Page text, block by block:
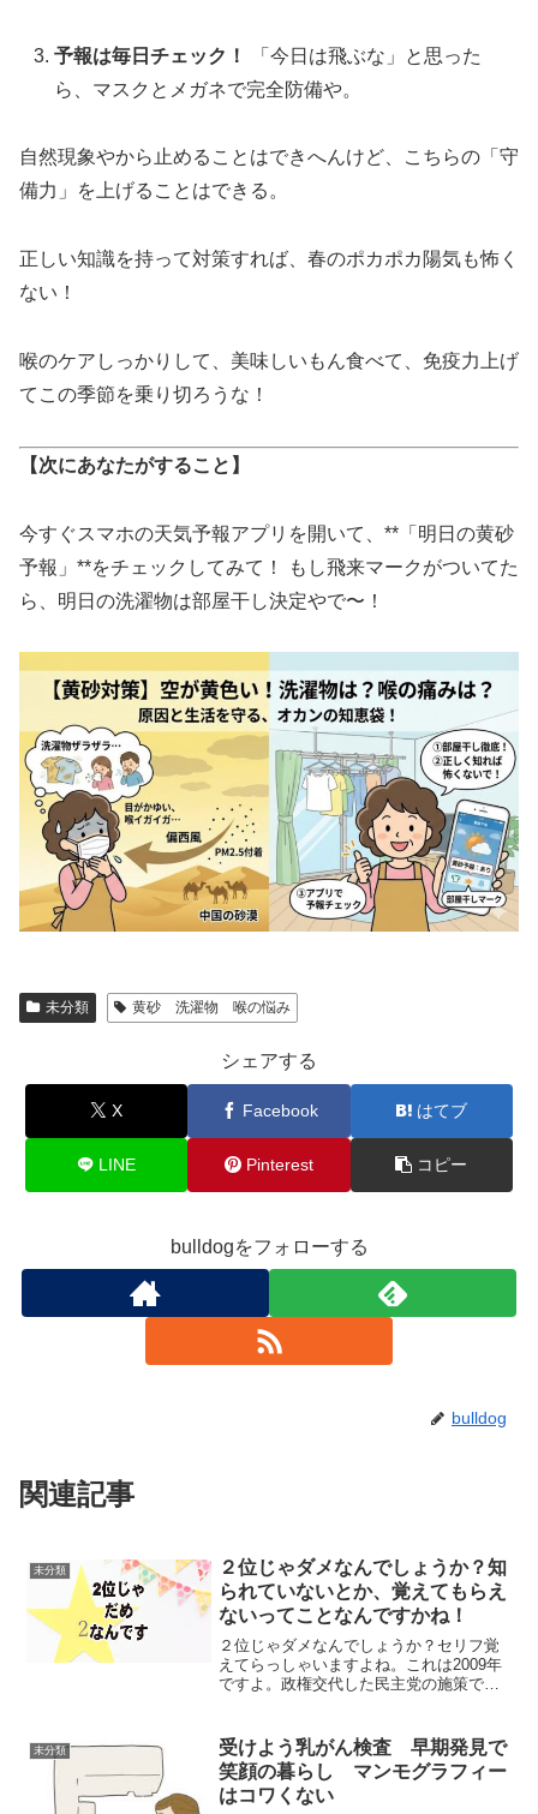
予報は毎日チェック！
「今日は飛ぶな」と思った
ら、マスクとメガネで完全防備や。
自然現象やから止めることはできへんけど、こちらの「守
備力」を上げることはできる。
正しい知識を持って対策すれば、春のポカポカ陽気も怖く
ない！
喉のケアしっかりして、美味しいもん食べて、免疫力上げ
てこの季節を乗り切ろうな！
【次にあなたがすること】
今すぐスマホの天気予報アプリを開いて、**「明日の黄砂
予報」**をチェックしてみて！ もし飛来マークがついてた
ら、明日の洗濯物は部屋干し決定やで〜！
未分類 黄砂 洗濯物 喉の悩み
シェアする
X Facebook はてブ
LINE Pinterest コピー
bulldogをフォローする
bulldog
関連記事
未分類
２位じゃダメなんでしょうか？知
られていないとか、覚えてもらえ
ないってことなんですかね！
２位じゃダメなんでしょうか？セリフ覚
えてらっしゃいますよね。これは2009年
ですよ。政権交代した民主党の施策で最
を目指して、国や自治体の事業を問い直
す中で次世代のスーパ...
未分類
受けよう乳がん検査 早期発見で
笑顔の暮らし マンモグラフィー
はコワくない